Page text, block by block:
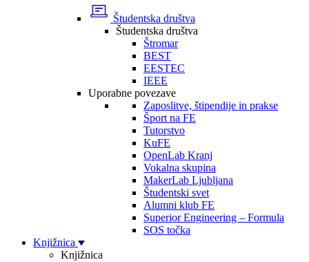
Študentska društva
Študentska društva
Štromar
BEST
EESTEC
IEEE
Uporabne povezave
Zaposlitve, štipendije in prakse
Šport na FE
Tutorstvo
KuFE
OpenLab Kranj
Vokalna skupina
MakerLab Ljubljana
Študentski svet
Alumni klub FE
Superior Engineering – Formula
SOS točka
Knjižnica
Knjižnica